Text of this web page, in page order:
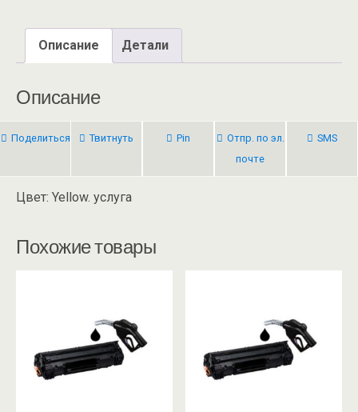
Описание Детали
Описание
Поделиться Твитнуть Pin
Отпр. по эл.
почте
SMS
Цвет: Yellow. услуга
Похожие товары